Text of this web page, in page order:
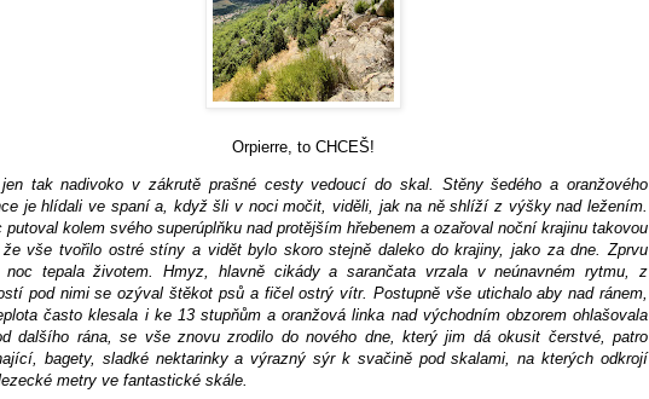
Orpierre, to CHCEŠ!
tak nadivoko v zákrutě prašné cesty vedoucí do skal. Stěny šedého a oranžového
je hlídali ve spaní a, když šli v noci močit, viděli, jak na ně shlíží z výšky nad ležením.
putoval kolem svého superúplňku nad protějším hřebenem a ozařoval noční krajinu takovou
vše tvořilo ostré stíny a vidět bylo skoro stejně daleko do krajiny, jako za dne. Zprvu
noc tepala životem. Hmyz, hlavně cikády a sarančata vrzala v neúnavném rytmu, z
pod nimi se ozýval štěkot psů a fičel ostrý vítr. Postupně vše utichalo aby nad ránem,
často klesala i ke 13 stupňům a oranžová linka nad východním obzorem ohlašovala
dalšího rána, se vše znovu zrodilo do nového dne, který jim dá okusit čerstvé, patro
bagety, sladké nektarinky a výrazný sýr k svačině pod skalami, na kterých odkrojí
metry ve fantastické skále.